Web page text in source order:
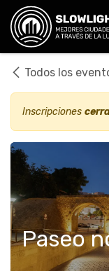
Ir al contenido
Todos los
Inscripciones
Paseo